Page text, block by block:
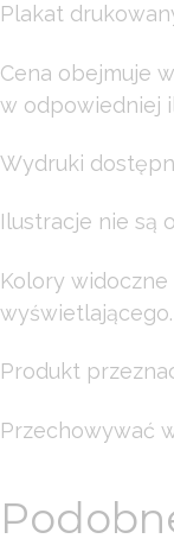
Plakat
Cena obejmuje
w odpowiedniej
Wydruki
Ilustracje nie są
Kolory
wyświetlającego.
Produkt
Przechowywać